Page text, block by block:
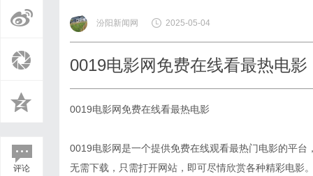
›
评论
汾阳新闻网 2025-05-04
0019电影网免费在线看最热电影
0019电影网免费在线看最热电影
0019电影网是一个提供免费在线观看最热门电影的平
无需下载，只需打开网站，即可尽情欣赏各种精彩电影